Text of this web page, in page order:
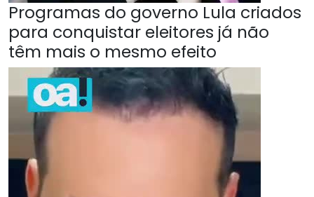
Programas do governo Lula criados
para conquistar eleitores já não
têm mais o mesmo efeito